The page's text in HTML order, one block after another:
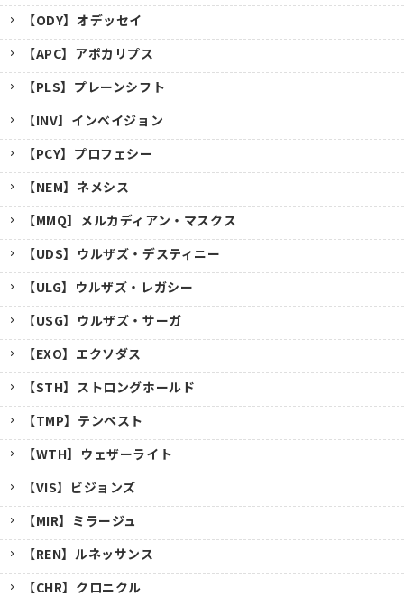
【ODY】オデッセイ
【APC】アポカリプス
【PLS】プレーンシフト
【INV】インベイジョン
【PCY】プロフェシー
【NEM】ネメシス
【MMQ】メルカディアン・マスクス
【UDS】ウルザズ・デスティニー
【ULG】ウルザズ・レガシー
【USG】ウルザズ・サーガ
【EXO】エクソダス
【STH】ストロングホールド
【TMP】テンペスト
【WTH】ウェザーライト
【VIS】ビジョンズ
【MIR】ミラージュ
【REN】ルネッサンス
【CHR】クロニクル